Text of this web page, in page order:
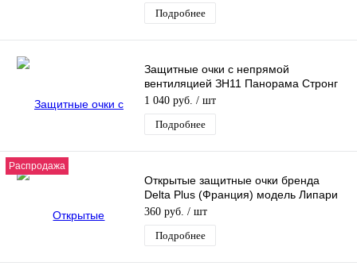
Подробнее
Защитные очки с непрямой
вентиляцией ЗН11 Панорама Стронг
Гласс (PANORAMA StrongGlass) (5PL)
1 040 руб. / шт
Подробнее
Распродажа
Открытые защитные очки бренда
Delta Plus (Франция) модель Липари
2 (LIPARI2) с прозрачной линзой
360 руб. / шт
Подробнее